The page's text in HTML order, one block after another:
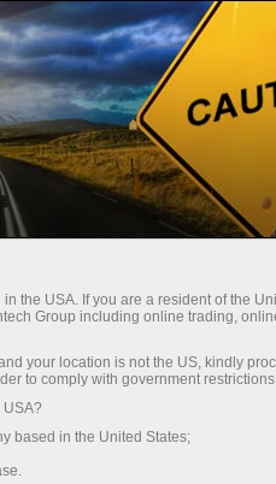
مع إنستا
الأسعار
مواتية
في
the USA. If you are a resident of the
Group including online trading,
your location is not the US, kindly
to comply with government
based in the United States;